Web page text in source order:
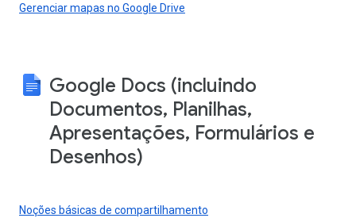
Gerenciar mapas no Google Drive
Google Docs (incluindo
Documentos, Planilhas,
Apresentações, Formulários e
Desenhos)
Noções básicas de compartilhamento